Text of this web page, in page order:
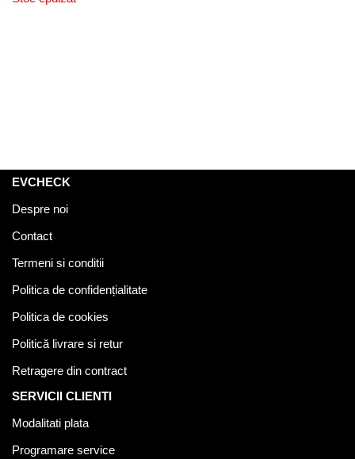
EVCHECK
Despre noi
Contact
Termeni si conditii
Politica de confidențialitate
Politica de cookies
Politică livrare si retur
Retragere din contract
SERVICII CLIENTI
Modalitati plata
Programare service